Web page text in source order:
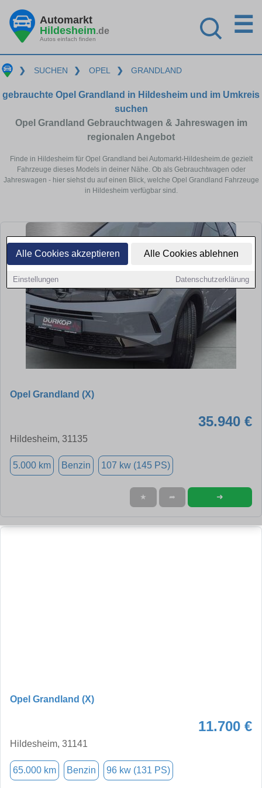
Alle Cookies akzeptieren Alle Cookies ablehnen
Einstellungen Datenschutzerklärung
Automarkt
Hildesheim.de
Autos einfach finden
☰
❯ SUCHEN ❯ OPEL ❯ GRANDLAND
gebrauchte Opel Grandland in Hildesheim und im Umkreis
suchen
Opel Grandland Gebrauchtwagen & Jahreswagen im
regionalen Angebot
Finde in Hildesheim für Opel Grandland bei Automarkt-Hildesheim.de gezielt
Fahrzeuge dieses Models in deiner Nähe. Ob als Gebrauchtwagen oder
Jahreswagen - hier siehst du auf einen Blick, welche Opel Grandland Fahrzeuge
in Hildesheim verfügbar sind.
Opel Grandland (X)
35.940 €
Hildesheim, 31135
5.000 km Benzin 107 kw (145 PS)
★ ➦ ➜
Opel Grandland (X)
11.700 €
Hildesheim, 31141
65.000 km Benzin 96 kw (131 PS)